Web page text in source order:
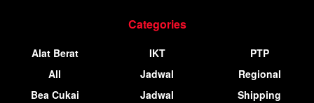
Categories
Alat Berat
All
Bea Cukai
IKT
Jadwal
Jadwal
PTP
Regional
Shipping